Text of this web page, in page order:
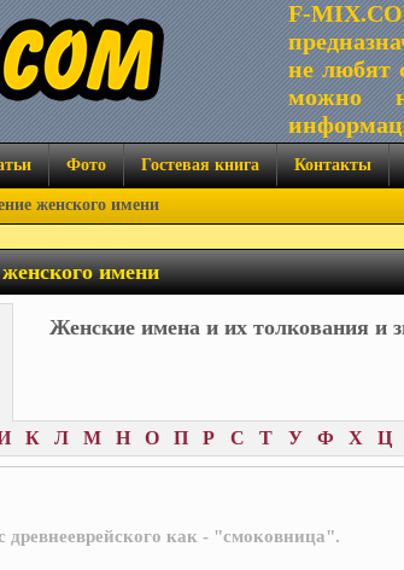
F-
не любят
можно
Фото Гостевая книга Контакты
женского имени
имени
Женские имена и их толкования и
К Л М Н О П Р С Т У Ф Х Ц
древнееврейского как - "смоковница".